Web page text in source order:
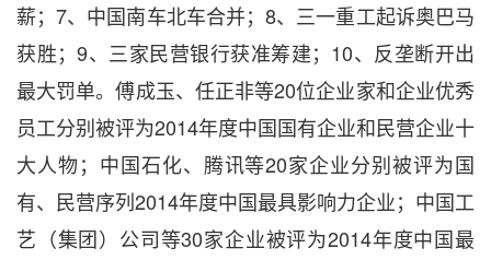
薪；7、中国南车北车合并；8、三一重工起诉奥巴马
获胜；9、三家民营银行获准筹建；10、反垄断开出
最大罚单。傅成玉、任正非等20位企业家和企业优秀
员工分别被评为2014年度中国国有企业和民营企业十
大人物；中国石化、腾讯等20家企业分别被评为国
有、民营序列2014年度中国最具影响力企业；中国工
艺（集团）公司等30家企业被评为2014年度中国最